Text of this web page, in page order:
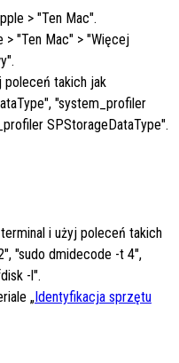
> "Ten Mac".
> "Ten Mac" > "Więcej
poleceń takich jak
"system_profiler
SPStorageDataType".
i użyj poleceń takich
"sudo dmidecode -t 4",
-l".
„Identyfikacja sprzętu